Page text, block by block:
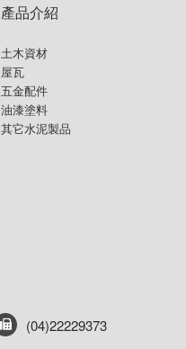
產品介紹
土木資材
屋瓦
五金配件
油漆塗料
其它水泥製品
(04)22229373